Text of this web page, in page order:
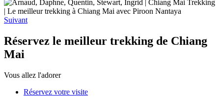
Suivant
Réservez le meilleur trekking de Chiang
Mai
Vous allez l'adorer
Réservez votre visite